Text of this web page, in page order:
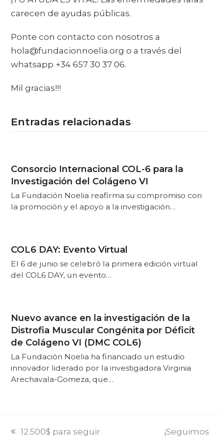
carecen de ayudas públicas.
Ponte con contacto con nosotros a
hola@fundacionnoelia.org o a través del
whatsapp +34 657 30 37 06.
Mil gracias!!!
Entradas relacionadas
Consorcio Internacional COL-6 para la
Investigación del Colágeno VI
La Fundación Noelia reafirma su compromiso con
la promoción y el apoyo a la investigación…
COL6 DAY: Evento Virtual
El 6 de junio se celebró la primera edición virtual
del COL6 DAY, un evento…
Nuevo avance en la investigación de la
Distrofia Muscular Congénita por Déficit
de Colágeno VI (DMC COL6)
La Fundación Noelia ha financiado un estudio
innovador liderado por la investigadora Virginia
Arechavala-Gomeza, que…
12.500$ para seguir
NEXT
¡Seguimos